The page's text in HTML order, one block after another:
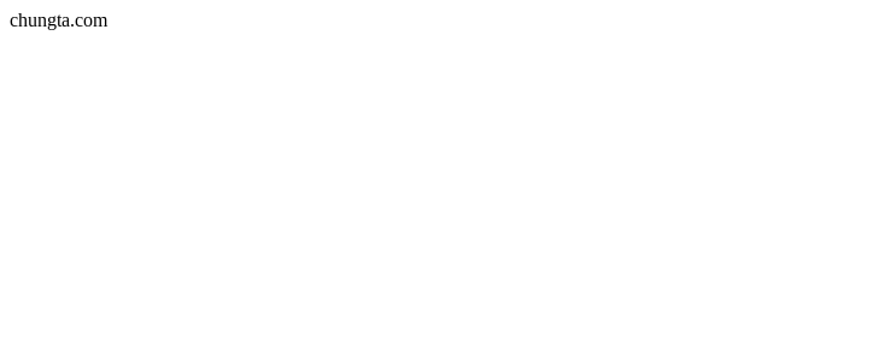
chungta.com